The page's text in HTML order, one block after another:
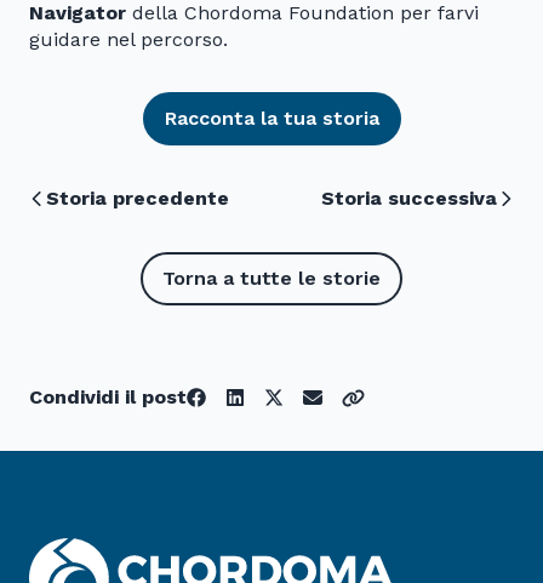
Navigator della Chordoma Foundation per farvi
guidare nel percorso.
Racconta la tua storia
Storia precedente Storia successiva
Torna a tutte le storie
Condividi il post